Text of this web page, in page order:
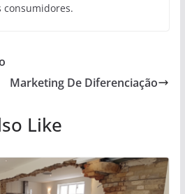
consumidores.
Marketing De Diferenciação
Like